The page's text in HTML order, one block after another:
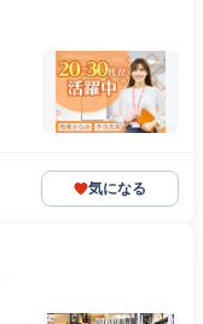
気になる